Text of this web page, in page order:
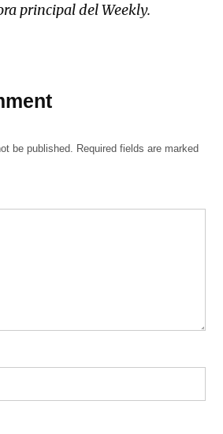
principal del Weekly.
be published. Required fields are marked